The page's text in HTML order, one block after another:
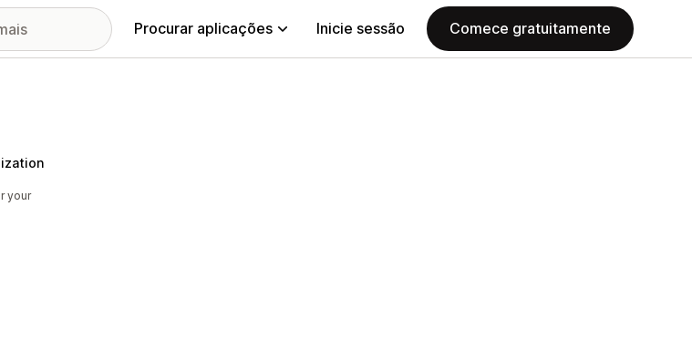
Procurar aplicações Inicie sessão Comece gratuitamente
your